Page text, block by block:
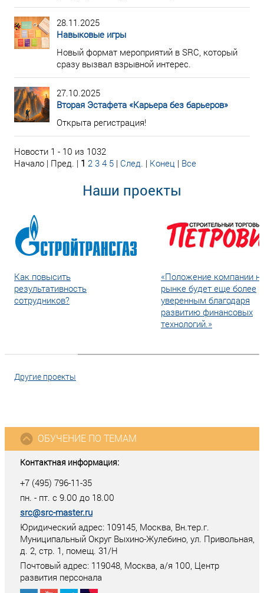
28.11.2025
Навыковые игры
Новый формат мероприятий в SRC, который
сразу вызвал взрывной интерес.
27.10.2025
Вторая Эстафета «Карьера без барьеров»
Открыта регистрация!
Новости 1 - 10 из 1032
Начало | Пред. | 1 2 3 4 5 | След. | Конец | Все
Наши проекты
Как повысить
результативность
сотрудников?
«Положение компании
рынке будет еще более
уверенным благодаря
развитию финансовых
технологий.»
Другие проекты
Контактная информация:
+7 (495) 796-11-35
пн. - пт. с 9.00 до 18.00
src@src-master.ru
Юридический адрес: 109145, Москва, Вн.тер.г.
Муниципальный Округ Выхино-Жулебино, ул. Привольная,
д. 2, стр. 1, помещ. 31/Н
Почтовый адрес: 119048, Москва, а/я 100, Центр
развития персонала
ОБУЧЕНИЕ ПО ТЕМАМ